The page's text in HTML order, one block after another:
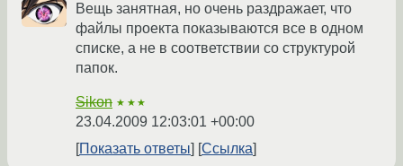
Вещь занятная, но очень раздражает, что
файлы проекта показываются все в одном
списке, а не в соответствии со структурой
папок.
Sikon ★★★
23.04.2009 12:03:01 +00:00
Показать ответы
Ссылка